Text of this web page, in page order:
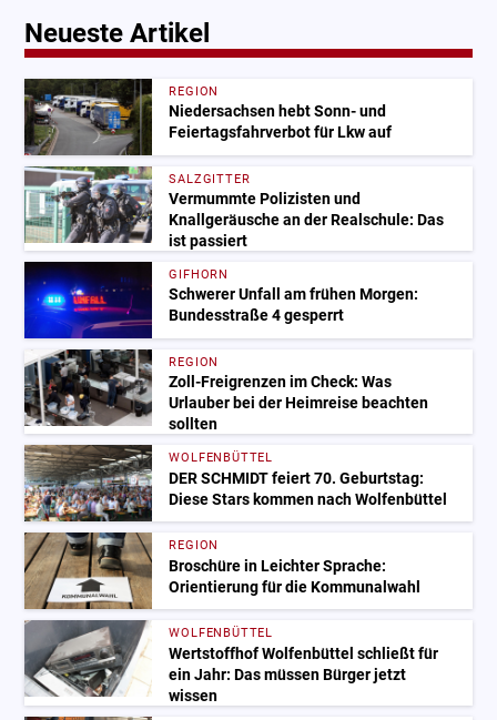
Neueste Artikel
REGION
Niedersachsen hebt Sonn- und
Feiertagsfahrverbot für Lkw auf
SALZGITTER
Vermummte Polizisten und
Knallgeräusche an der Realschule: Das
ist passiert
GIFHORN
Schwerer Unfall am frühen Morgen:
Bundesstraße 4 gesperrt
REGION
Zoll-Freigrenzen im Check: Was
Urlauber bei der Heimreise beachten
sollten
WOLFENBÜTTEL
DER SCHMIDT feiert 70. Geburtstag:
Diese Stars kommen nach Wolfenbüttel
REGION
Broschüre in Leichter Sprache:
Orientierung für die Kommunalwahl
WOLFENBÜTTEL
Wertstoffhof Wolfenbüttel schließt für
ein Jahr: Das müssen Bürger jetzt
wissen